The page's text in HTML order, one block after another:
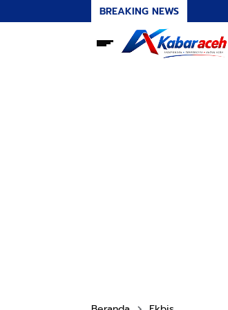
BREAKING NEWS